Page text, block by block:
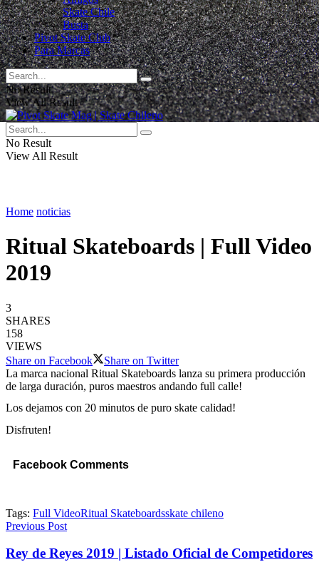
Skate Chile
Busta
Pivot Skate Club
Para Marcas
No Result
View All Result
No Result
View All Result
Home noticias
Ritual Skateboards | Full Video
2019
3
SHARES
158
VIEWS
Share on Facebook
Share on Twitter
La marca nacional Ritual Skateboards lanza su primera producción
de larga duración, puros maestros andando full calle!
Los dejamos con 20 minutos de puro skate calidad!
Disfruten!
Facebook Comments
Tags: Full VideoRitual Skateboardsskate chileno
Previous Post
Rey de Reyes 2019 | Listado Oficial de Competidores